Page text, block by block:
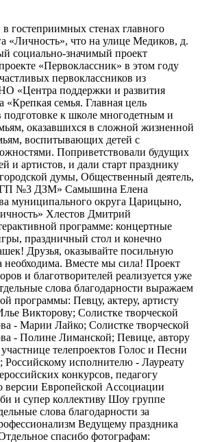
в гостеприимных стенах главного
«Личность», что на улице Медиков, д.
социально-значимый проект
«Первоклассник» в этом году
первоклассников из
«Центра поддержки и развития
«Крепкая семья. Главная цель
к школе многодетным и
оказавшихся в сложной жизненной
воспитывающих детей с
Поприветствовали будущих
и артистов, и дали старт празднику
думы, Общественный деятель,
№3 ДЗМ» Самышина Елена
муниципального округа Царицыно,
Хлестов Дмитрий
программе: концертные
праздничный стол и конечно
Друзья, оказывайте посильную
Вместе мы сила! Проект
и благотворителей реализуется уже
слова благодарности выражаем
программы: Певцу, актеру, артисту
Викторову; Солистке творческой
- Марии Лайко; Солистке творческой
- Полине Лиманской; Певице, автору
телепроектов Голос и Песни
исполнителю - Лауреату
конкурсов, педагогу
Европейской Ассоциации
и супер коллективу Шоу группе
слова благодарности за
Ведущему праздника
спасибо фотографам: